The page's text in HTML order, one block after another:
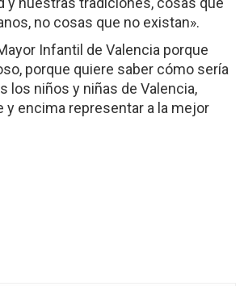
no cosas que no existan».
Infantil de Valencia porque
porque quiere saber cómo sería
los niños y niñas de Valencia,
y encima representar a la mejor